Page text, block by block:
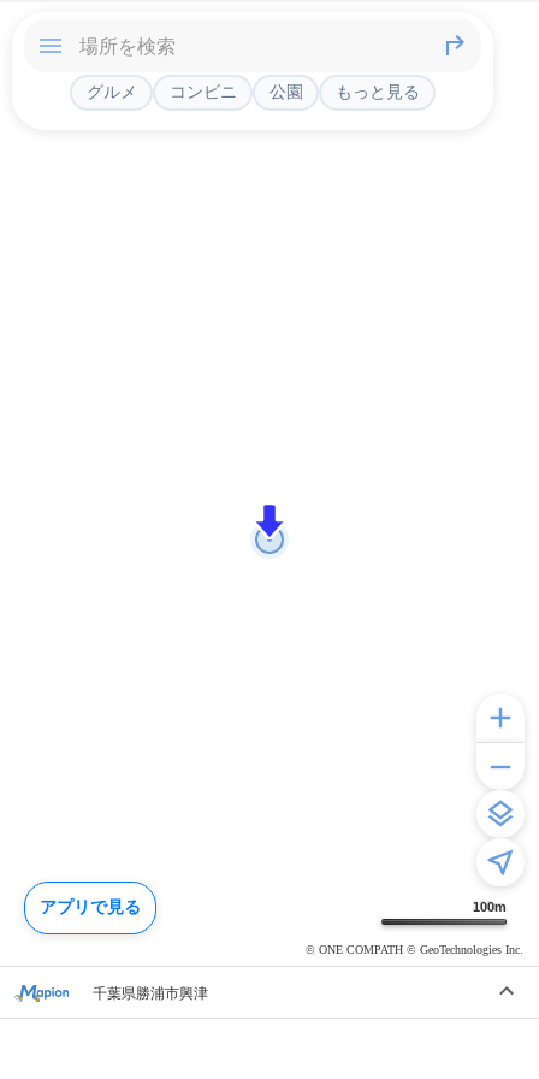
100m
© ONE COMPATH © GeoTechnologies Inc.
グルメ コンビニ 公園 もっと見る
千葉県勝浦市興津
アプリで見る